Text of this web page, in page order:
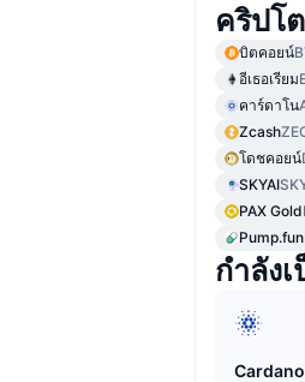
คริปโ
บิตคอยน์
อีเธอเรียม
คาร์ดาโน
Zcash
โดชคอยน์
SKYAI
PAX Gold
Pump.fun
กำลัง
Cardano